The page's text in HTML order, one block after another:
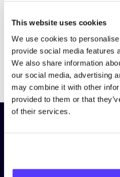
This website uses cookies
We use cookies to
provide social media features
We also share information
our social media, advertising
may combine it with other
provided to them or that
of their services.